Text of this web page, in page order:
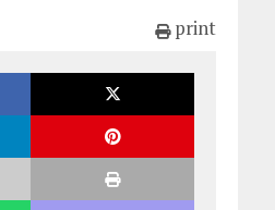
print